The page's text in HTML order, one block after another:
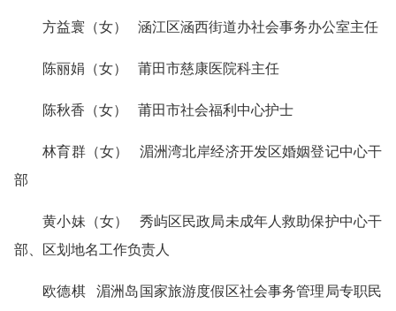
方益寰（女） 涵江区涵西街道办社会事务办公室主任
陈丽娟（女） 莆田市慈康医院科主任
陈秋香（女） 莆田市社会福利中心护士
林育群（女） 湄洲湾北岸经济开发区婚姻登记中心干
部
黄小妹（女） 秀屿区民政局未成年人救助保护中心干
部、区划地名工作负责人
欧德棋 湄洲岛国家旅游度假区社会事务管理局专职民